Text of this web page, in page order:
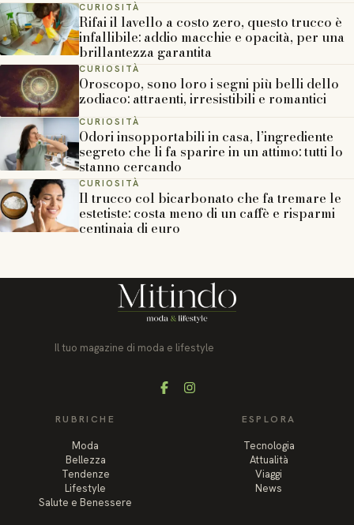
CURIOSITÀ
Rifai il lavello a costo zero, questo trucco è
infallibile: addio macchie e opacità, per una
brillantezza garantita
CURIOSITÀ
Oroscopo, sono loro i segni più belli dello
zodiaco: attraenti, irresistibili e romantici
CURIOSITÀ
Odori insopportabili in casa, l’ingrediente
segreto che li fa sparire in un attimo: tutti lo
stanno cercando
CURIOSITÀ
Il trucco col bicarbonato che fa tremare le
estetiste: costa meno di un caffè e risparmi
centinaia di euro
Il tuo magazine di moda e lifestyle
FacebookInstagram
RUBRICHE
Moda
Bellezza
Tendenze
Lifestyle
Salute e Benessere
ESPLORA
Tecnologia
Attualità
Viaggi
News